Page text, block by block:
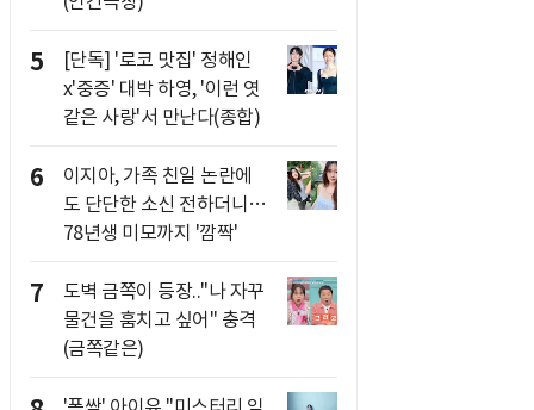
5
[단독] '로코 맛집' 정해인
x'중증' 대박 하영, '이런 엿
같은 사랑'서 만난다(종합)
6
이지아, 가족 친일 논란에
도 단단한 소신 전하더니…
78년생 미모까지 '깜짝'
7
도벽 금쪽이 등장.."나 자꾸
물건을 훔치고 싶어" 충격
(금쪽같은)